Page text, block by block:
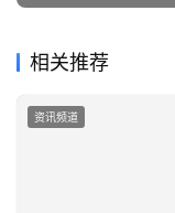
相关推荐
资讯频道